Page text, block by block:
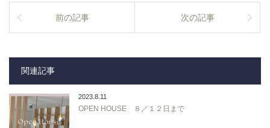
前の記事 次の記事
関連記事
2023.8.11
OPEN HOUSE ８／１２日まで